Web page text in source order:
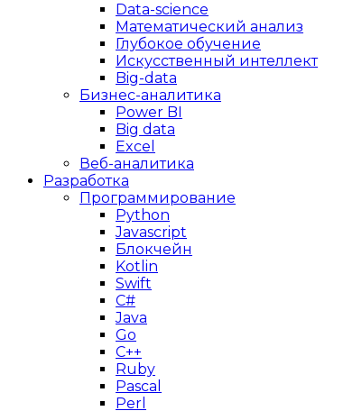
Data-science
Математический анализ
Глубокое обучение
Искусственный интеллект
Big-data
Бизнес-аналитика
Power BI
Big data
Excel
Веб-аналитика
Разработка
Программирование
Python
Javascript
Блокчейн
Kotlin
Swift
C#
Java
Go
C++
Ruby
Pascal
Perl